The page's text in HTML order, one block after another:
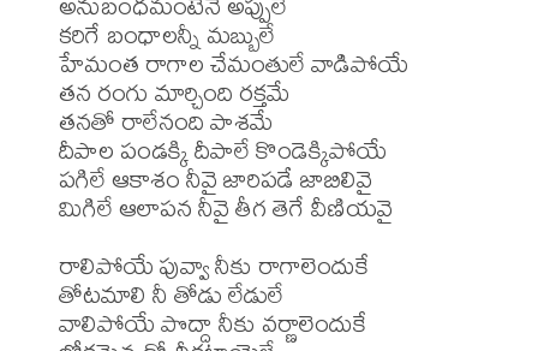
కరిగే బంధాలన్నీ మబ్బులే
హేమంత రాగాల చేమంతులే వాడిపోయే
తన రంగు మార్చింది రక్తమే
తనతో రాలేనంది పాశమే
దీపాల పండక్కి దీపాలే కొండెక్కిపోయే
పగిలే ఆకాశం నీవై జారిపడే జాబిలివై
మిగిలే ఆలాపన నీవై తీగ తెగే వీణియవై
రాలిపోయే పువ్వా నీకు రాగాలెందుకే
తోటమాలి నీ తోడు లేడులే
వాలిపోయే పొద్దా నీకు వర్ణాలెందుకే